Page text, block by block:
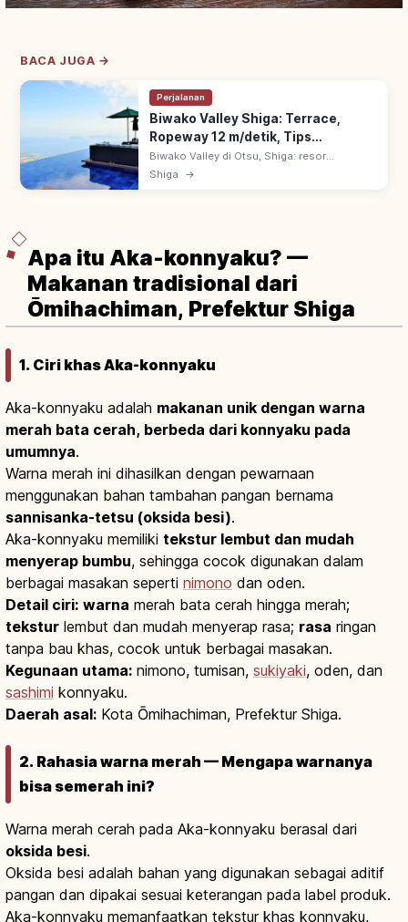
BACA JUGA →
Perjalanan
Biwako Valley Shiga: Terrace,
Ropeway 12 m/detik, Tips
Berkunjung
Biwako Valley di Otsu, Shiga: resor
pegunungan dari Uchimi ke Horai dengan
Biwako Terrace, panorama Danau Biwa.
Shiga →
Apa itu Aka-konnyaku? —
Makanan tradisional dari
Ōmihachiman, Prefektur Shiga
1. Ciri khas Aka-konnyaku
Aka-konnyaku adalah makanan unik dengan warna
merah bata cerah, berbeda dari konnyaku pada
umumnya.
Warna merah ini dihasilkan dengan pewarnaan
menggunakan bahan tambahan pangan bernama
sannisanka-tetsu (oksida besi).
Aka-konnyaku memiliki tekstur lembut dan mudah
menyerap bumbu, sehingga cocok digunakan dalam
berbagai masakan seperti nimono dan oden.
Detail ciri: warna merah bata cerah hingga merah;
tekstur lembut dan mudah menyerap rasa; rasa ringan
tanpa bau khas, cocok untuk berbagai masakan.
Kegunaan utama: nimono, tumisan, sukiyaki, oden, dan
sashimi konnyaku.
Daerah asal: Kota Ōmihachiman, Prefektur Shiga.
2. Rahasia warna merah — Mengapa warnanya
bisa semerah ini?
Warna merah cerah pada Aka-konnyaku berasal dari
oksida besi.
Oksida besi adalah bahan yang digunakan sebagai aditif
pangan dan dipakai sesuai keterangan pada label produk.
Aka-konnyaku memanfaatkan tekstur khas konnyaku,